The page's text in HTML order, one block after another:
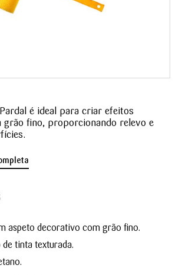
é ideal para criar efeitos
grão fino, proporcionando relevo e
aspeto decorativo com grão fino.
tinta texturada.